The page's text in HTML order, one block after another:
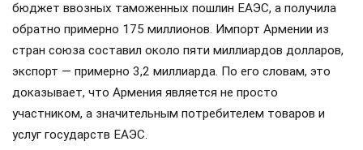
бюджет ввозных таможенных пошлин ЕАЭС, а получила
обратно примерно 175 миллионов. Импорт Армении из
стран союза составил около пяти миллиардов долларов,
экспорт — примерно 3,2 миллиарда. По его словам, это
доказывает, что Армения является не просто
участником, а значительным потребителем товаров и
услуг государств ЕАЭС.